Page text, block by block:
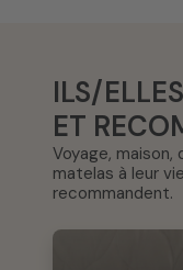
ILS/
ET
Voyage,
matelas à leur
recommandent.